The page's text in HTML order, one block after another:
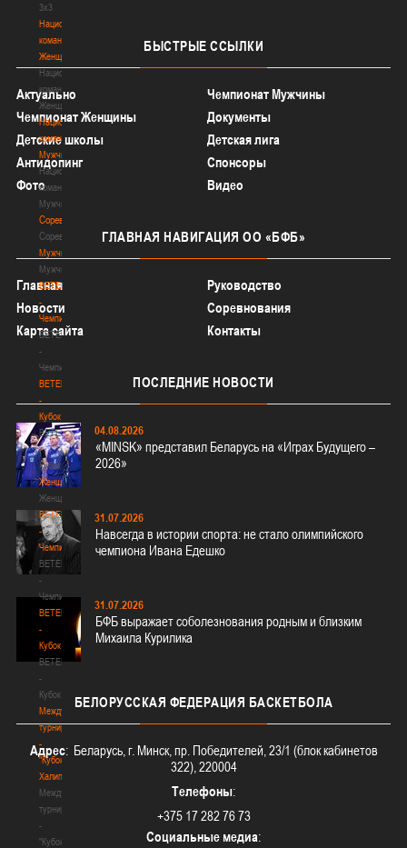
3х3
Национальная
команда.
Женщины
Национальная
команда.
Женщины
Национальная
команда.
Мужчины
Национальная
команда.
Мужчины
Соревнования
Соревнования
Мужчины
Мужчины
BETERA
-
Чемпионат
BETERA
-
Чемпионат
BETERA
-
Кубок
BETERA
-
Кубок
Женщины
Женщины
BETERA
-
Чемпионат
BETERA
-
Чемпионат
BETERA
-
Кубок
BETERA
-
Кубок
Международный
турнир
-
"Кубок
Халипского"
Международный
турнир
-
"Кубок
БЫСТРЫЕ ССЫЛКИ
Актуально
Чемпионат Мужчины
Чемпионат Женщины
Документы
Детские школы
Детская лига
Антидопинг
Спонсоры
Фото
Видео
ГЛАВНАЯ НАВИГАЦИЯ ОО «БФБ»
Главная
Руководство
Новости
Соревнования
Карта сайта
Контакты
ПОСЛЕДНИЕ НОВОСТИ
04.08.2026
«MINSK» представил Беларусь на «Играх Будущего –
2026»
31.07.2026
Навсегда в истории спорта: не стало олимпийского
чемпиона Ивана Едешко
31.07.2026
БФБ выражает соболезнования родным и близким
Михаила Курилика
БЕЛОРУССКАЯ ФЕДЕРАЦИЯ БАСКЕТБОЛА
Адрес: Беларусь, г. Минск, пр. Победителей, 23/1 (блок кабинетов
322), 220004
Телефоны:
+375 17 282 76 73
Социальные медиа: